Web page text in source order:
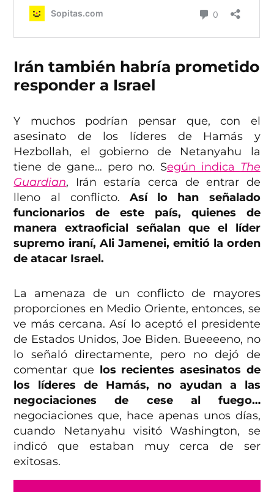
Irán también habría prometido
responder a Israel
Y muchos podrían pensar que, con el
asesinato de los líderes de Hamás y
Hezbollah, el gobierno de Netanyahu la
tiene de gane… pero no. Según indica The
Guardian, Irán estaría cerca de entrar de
lleno al conflicto. Así lo han señalado
funcionarios de este país, quienes de
manera extraoficial señalan que el líder
supremo iraní, Ali Jamenei, emitió la orden
de atacar Israel.
La amenaza de un conflicto de mayores
proporciones en Medio Oriente, entonces, se
ve más cercana. Así lo aceptó el presidente
de Estados Unidos, Joe Biden. Bueeeeno, no
lo señaló directamente, pero no dejó de
comentar que los recientes asesinatos de
los líderes de Hamás, no ayudan a las
negociaciones de cese al fuego…
negociaciones que, hace apenas unos días,
cuando Netanyahu visitó Washington, se
indicó que estaban muy cerca de ser
exitosas.